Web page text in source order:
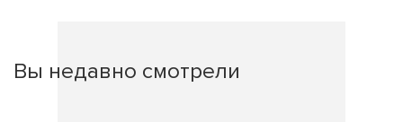
Вы недавно смотрели